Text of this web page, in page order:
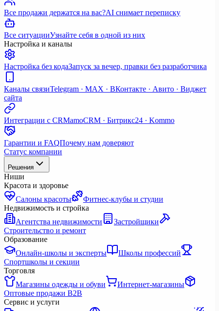
Все продажи держатся на вас?AI снимает переписку
Все ситуацииУзнайте себя в одной из них
Настройка и каналы
Настройка без кодаЗапуск за вечер, правки без разработчика
Каналы связиTelegram · MAX · ВКонтакте · Авито · Виджет
сайта
Интеграции с CRMamoCRM · Битрикс24 · Kommo
Гарантии и FAQПочему нам доверяют
Статус компании
Решения
Ниши
Красота и здоровье
Салоны красоты
Фитнес-клубы и студии
Недвижимость и стройка
Агентства недвижимости
Застройщики
Строительство и ремонт
Образование
Онлайн-школы и эксперты
Школы профессий
Спортшколы и секции
Торговля
Магазины одежды и обуви
Интернет-магазины
Оптовые продажи B2B
Сервис и услуги